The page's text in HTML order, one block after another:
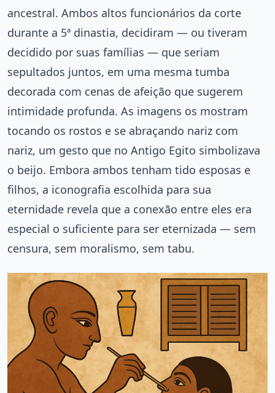
ancestral. Ambos altos funcionários da corte
durante a 5ª dinastia, decidiram — ou tiveram
decidido por suas famílias — que seriam
sepultados juntos, em uma mesma tumba
decorada com cenas de afeição que sugerem
intimidade profunda. As imagens os mostram
tocando os rostos e se abraçando nariz com
nariz, um gesto que no Antigo Egito simbolizava
o beijo. Embora ambos tenham tido esposas e
filhos, a iconografia escolhida para sua
eternidade revela que a conexão entre eles era
especial o suficiente para ser eternizada — sem
censura, sem moralismo, sem tabu.